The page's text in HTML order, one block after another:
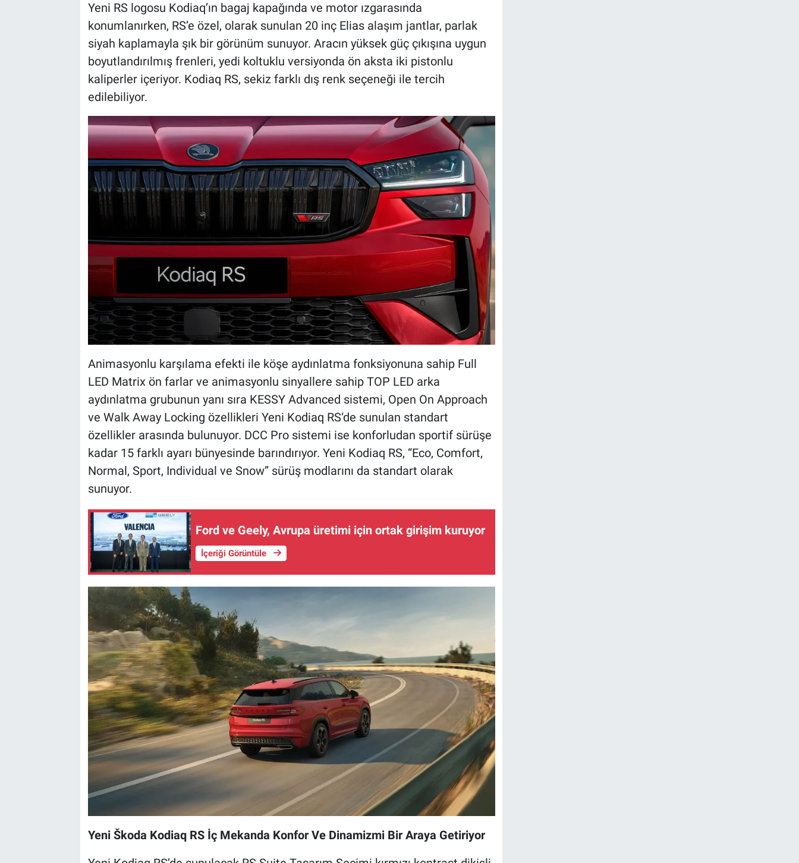
Yeni RS logosu Kodiaq’ın bagaj kapağında ve motor ızgarasında
konumlanırken, RS’e özel, olarak sunulan 20 inç Elias alaşım jantlar, parlak
siyah kaplamayla şık bir görünüm sunuyor. Aracın yüksek güç çıkışına uygun
boyutlandırılmış frenleri, yedi koltuklu versiyonda ön aksta iki pistonlu
kaliperler içeriyor. Kodiaq RS, sekiz farklı dış renk seçeneği ile tercih
edilebiliyor.
Animasyonlu karşılama efekti ile köşe aydınlatma fonksiyonuna sahip Full
LED Matrix ön farlar ve animasyonlu sinyallere sahip TOP LED arka
aydınlatma grubunun yanı sıra KESSY Advanced sistemi, Open On Approach
ve Walk Away Locking özellikleri Yeni Kodiaq RS‘de sunulan standart
özellikler arasında bulunuyor. DCC Pro sistemi ise konforludan sportif sürüşe
kadar 15 farklı ayarı bünyesinde barındırıyor. Yeni Kodiaq RS, “Eco, Comfort,
Normal, Sport, Individual ve Snow” sürüş modlarını da standart olarak
sunuyor.
Ford ve Geely, Avrupa üretimi için ortak girişim kuruyor
İçeriği Görüntüle
Yeni Škoda Kodiaq RS İç Mekanda Konfor Ve Dinamizmi Bir Araya Getiriyor